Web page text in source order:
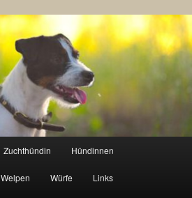
Zuchthündin Hündinnen
Welpen Würfe Links